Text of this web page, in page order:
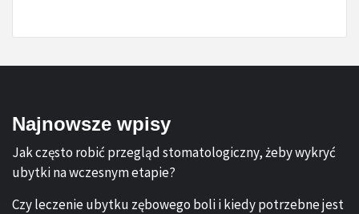
Najnowsze wpisy
Jak często robić przegląd stomatologiczny, żeby wykryć
ubytki na wczesnym etapie?
Czy leczenie ubytku zębowego boli i kiedy potrzebne jest